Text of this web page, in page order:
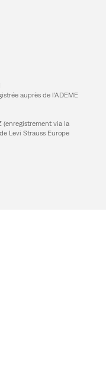
auprès de l’ADEME
(enregistrement via la
Levi Strauss Europe